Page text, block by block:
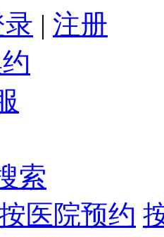
| 注册
索
医院预约